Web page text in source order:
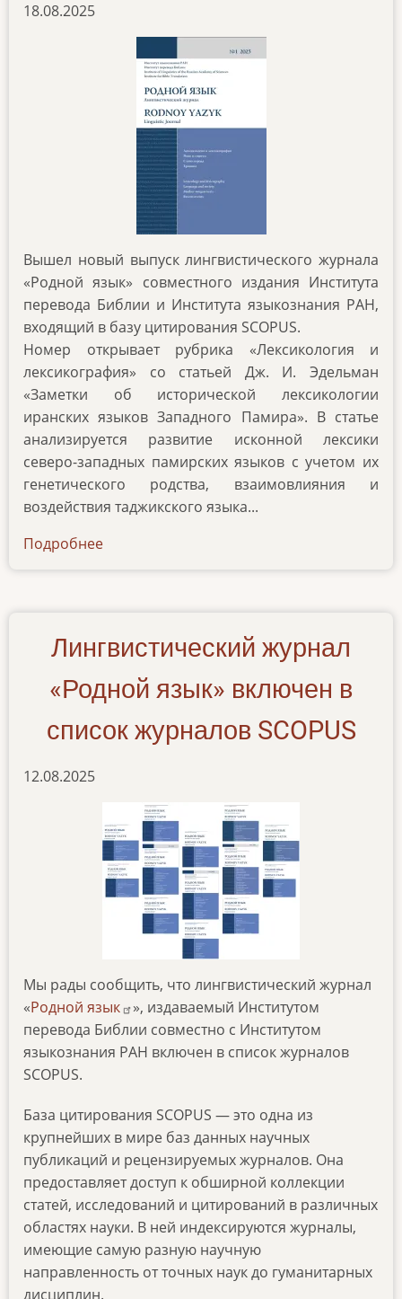
18.08.2025
Вышел новый выпуск лингвистического журнала
«Родной язык» совместного издания Института
перевода Библии и Института языкознания РАН,
входящий в базу цитирования SCOPUS.
Номер открывает рубрика «Лексикология и
лексикография» со статьей Дж. И. Эдельман
«Заметки об исторической лексикологии
иранских языков Западного Памира». В статье
анализируется развитие исконной лексики
северо-западных памирских языков с учетом их
генетического родства, взаимовлияния и
воздействия таджикского языка...
Подробнее
rodnoj-
1-
Лингвистический журнал
«Родной язык» включен в
список журналов SCOPUS
12.08.2025
Мы рады сообщить, что лингвистический журнал
«Родной язык
», издаваемый Институтом
перевода Библии совместно с Институтом
языкознания РАН включен в список журналов
SCOPUS.
База цитирования SCOPUS — это одна из
крупнейших в мире баз данных научных
публикаций и рецензируемых журналов. Она
предоставляет доступ к обширной коллекции
статей, исследований и цитирований в различных
областях науки. В ней индексируются журналы,
имеющие самую разную научную
направленность от точных наук до гуманитарных
дисциплин.